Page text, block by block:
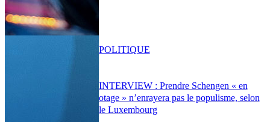
INTERVIEW : Prendre Schengen « en
otage » n’enrayera pas le populisme, selon
le Luxembourg
POLITIQUE